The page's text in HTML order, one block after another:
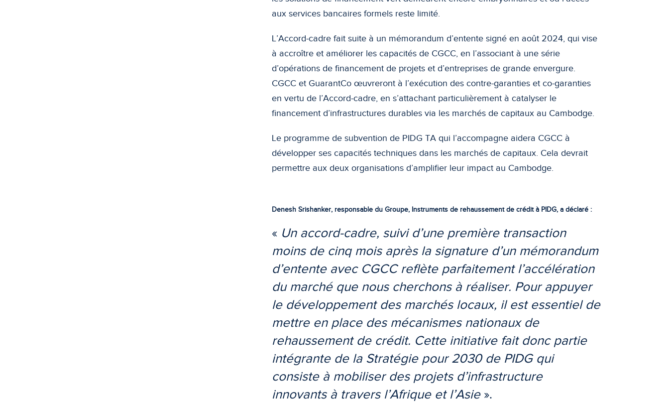
aux services bancaires formels reste limité.
L’Accord-cadre fait suite à un mémorandum d’entente signé en août 2024, qui vise
à accroître et améliorer les capacités de CGCC, en l’associant à une série
d’opérations de financement de projets et d’entreprises de grande envergure.
CGCC et GuarantCo œuvreront à l’exécution des contre-garanties et co-garanties
en vertu de l’Accord-cadre, en s’attachant particulièrement à catalyser le
financement d’infrastructures durables via les marchés de capitaux au Cambodge.
Le programme de subvention de PIDG TA qui l’accompagne aidera CGCC à
développer ses capacités techniques dans les marchés de capitaux. Cela devrait
permettre aux deux organisations d’amplifier leur impact au Cambodge.
Denesh Srishanker, responsable du Groupe, Instruments de rehaussement de crédit à PIDG, a déclaré :
« Un accord-cadre, suivi d’une première transaction
moins de cinq mois après la signature d’un mémorandum
d’entente avec CGCC reflète parfaitement l’accélération
du marché que nous cherchons à réaliser. Pour appuyer
le développement des marchés locaux, il est essentiel de
mettre en place des mécanismes nationaux de
rehaussement de crédit. Cette initiative fait donc partie
intégrante de la Stratégie pour 2030 de PIDG qui
consiste à mobiliser des projets d’infrastructure
innovants à travers l’Afrique et l’Asie».